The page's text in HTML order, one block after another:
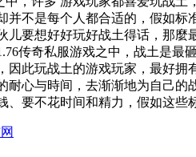
并不是每个人都合适的，假如
儿要想好好玩好战土得话，那麼
传奇私服游戏之中，战土是
因此玩战土的游戏玩家，最好
耐心与時间，去渐渐地为自己的
、要不花时间和精力，假如这些